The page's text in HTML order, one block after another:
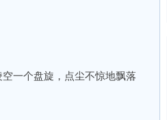
一个盘旋，点尘不惊地飘落